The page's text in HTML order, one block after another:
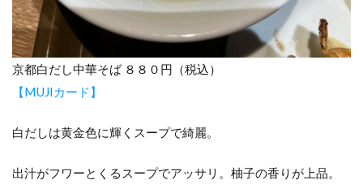
京都白だし中華そば ８８０円（税込）
【MUJIカード】
白だしは黄金色に輝くスープで綺麗。
出汁がフワーとくるスープでアッサリ。柚子の香りが上品。